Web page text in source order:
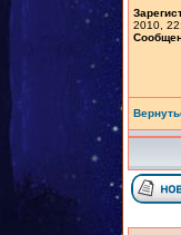
2010,